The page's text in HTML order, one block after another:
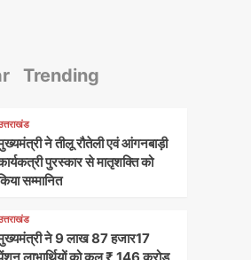
Trending
ने तीलू रौतेली एवं आंगनबाड़ी
पुरस्कार से मातृशक्ति को
सम्मानित
ने 9 लाख 87 हजार17